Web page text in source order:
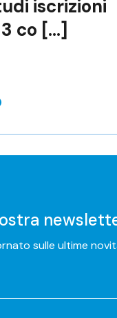
iscrizioni
co [...]
sulle ultime